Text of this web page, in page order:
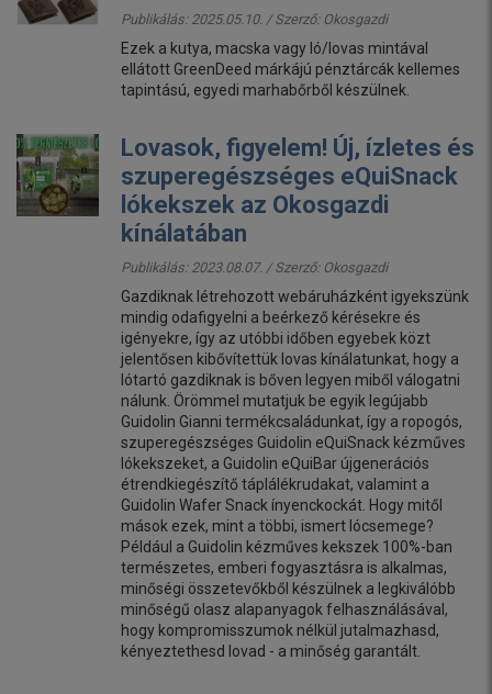
Publikálás: 2025.05.10. / Szerző: Okosgazdi
Ezek a kutya, macska vagy ló/lovas mintával
ellátott GreenDeed márkájú pénztárcák kellemes
tapintású, egyedi marhabőrből készülnek.
Lovasok, figyelem! Új, ízletes és
szuperegészséges eQuiSnack
lókekszek az Okosgazdi
kínálatában
Publikálás: 2023.08.07. / Szerző: Okosgazdi
Gazdiknak létrehozott webáruházként igyekszünk
mindig odafigyelni a beérkező kérésekre és
igényekre, így az utóbbi időben egyebek közt
jelentősen kibővítettük lovas kínálatunkat, hogy a
lótartó gazdiknak is bőven legyen miből válogatni
nálunk. Örömmel mutatjuk be egyik legújabb
Guidolin Gianni termékcsaládunkat, így a ropogós,
szuperegészséges Guidolin eQuiSnack kézműves
lókekszeket, a Guidolin eQuiBar újgenerációs
étrendkiegészítő táplálékrudakat, valamint a
Guidolin Wafer Snack ínyenckockát. Hogy mitől
mások ezek, mint a többi, ismert lócsemege?
Például a Guidolin kézműves kekszek 100%-ban
természetes, emberi fogyasztásra is alkalmas,
minőségi összetevőkből készülnek a legkiválóbb
minőségű olasz alapanyagok felhasználásával,
hogy kompromisszumok nélkül jutalmazhasd,
kényeztethesd lovad - a minőség garantált.